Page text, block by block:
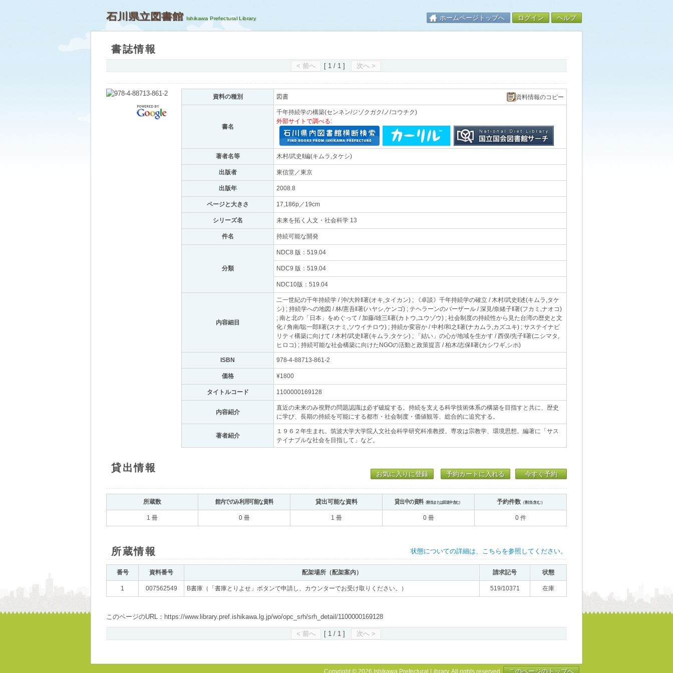
石川県立図書館 ホームページトップへ ログイン ヘルプ
書誌情報
< 前へ [ 1 / 1 ] 次へ >
資料の種別 図書 資料情報のコピー
書名
千年持続学の構築(センネン/ジゾクガク/ノ/コウチク)
外部サイトで調べる:
著者名等 木村/武史‖編(キムラ,タケシ)
出版者 東信堂／東京
出版年 2008.8
ページと大きさ 17,186p／19cm
シリーズ名 未来を拓く人文・社会科学 13
件名 持続可能な開発
分類
NDC8 版：519.04
NDC9 版：519.04
NDC10版：519.04
内容細目
二一世紀の千年持続学 / 沖/大幹‖著(オキ,タイカン) ; 《卓談》千年持続学の確立 / 木村/武史‖述(キムラ,タケ
シ) ; 持続学への地図 / 林/憲吾‖著(ハヤシ,ケンゴ) ; テヘラーンのバーザール / 深見/奈緒子‖著(フカミ,ナオコ)
; 南と北の「日本」をめぐって / 加藤/雄三‖著(カトウ,ユウゾウ) ; 社会制度の持続性から見た台湾の歴史と文
化 / 角南/聡一郎‖著(スナミ,ソウイチロウ) ; 持続か変容か / 中村/和之‖著(ナカムラ,カズユキ) ; サステイナビ
リティ構築に向けて / 木村/武史‖著(キムラ,タケシ) ; 「結い」の心が地域を生かす / 西俣/先子‖著(ニシマタ,
ヒロコ) ; 持続可能な社会構築に向けたNGOの活動と政策提言 / 柏木/志保‖著(カシワギ,シホ)
ISBN 978-4-88713-861-2
価格 ¥1800
タイトルコード 1100000169128
内容紹介
直近の未来のみ視野の問題認識は必ず破綻する。持続を支える科学技術体系の構築を目指すと共に、歴史
に学び、長期の持続を可能にする都市・社会制度・価値観等、総合的に追究する。
著者紹介
１９６２年生まれ。筑波大学大学院人文社会科学研究科准教授。専攻は宗教学、環境思想。編著に「サス
テイナブルな社会を目指して」など。
貸出情報
お気に入りに登録 予約カートに入れる 今すぐ予約
所蔵数 館内でのみ利用可能な資料 貸出可能な資料 貸出中の資料（割当または回送中含む） 予約件数（割当含む）
1 冊 0 冊 1 冊 0 冊 0 件
所蔵情報 状態についての詳細は、こちらを参照してください。
番号 資料番号 配架場所（配架案内） 請求記号 状態
1 007562549 B書庫（「書庫とりよせ」ボタンで申請し、カウンターでお受け取りください。） 519/10371 在庫
このページのURL：https://www.library.pref.ishikawa.lg.jp/wo/opc_srh/srh_detail/1100000169128
< 前へ [ 1 / 1 ] 次へ >
Copyright © 2026 Ishikawa Prefectural Library. All rights reserved. このページのトップへ